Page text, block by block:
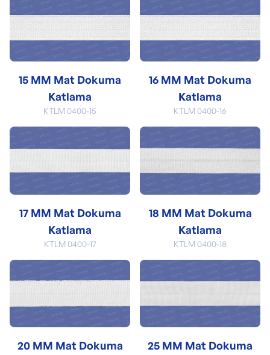
15 MM Mat Dokuma
Katlama
KTLM 0400-15
16 MM Mat Dokuma
Katlama
KTLM 0400-16
17 MM Mat Dokuma
Katlama
KTLM 0400-17
18 MM Mat Dokuma
Katlama
KTLM 0400-18
20 MM Mat Dokuma
25 MM Mat Dokuma